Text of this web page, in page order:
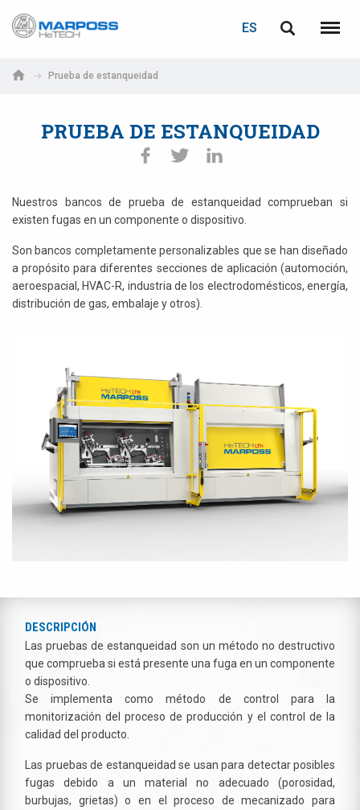
Marposs
ES
Menú
Prueba de estanqueidad
PRUEBA DE ESTANQUEIDAD
Nuestros bancos de prueba de estanqueidad comprueban si
existen fugas en un componente o dispositivo.
Son bancos completamente personalizables que se han diseñado
a propósito para diferentes secciones de aplicación (automoción,
aeroespacial, HVAC-R, industria de los electrodomésticos, energía,
distribución de gas, embalaje y otros).
DESCRIPCIÓN
Las pruebas de estanqueidad son un método no destructivo
que comprueba si está presente una fuga en un componente
o dispositivo.
Se implementa como método de control para la
monitorización del proceso de producción y el control de la
calidad del producto.
Las pruebas de estanqueidad se usan para detectar posibles
fugas debido a un material no adecuado (porosidad,
burbujas, grietas) o en el proceso de mecanizado para
Italiano
日本語 (Japanese)
한국어 (Korean)
ACCEDER RECUPERACIÓN DE CONTRASEÑA